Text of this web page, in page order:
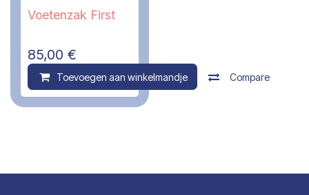
Voetenzak First
85,00 €
Toevoegen aan winkelmandje Compare